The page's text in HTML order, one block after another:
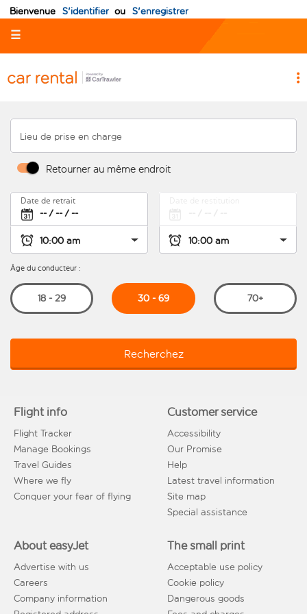
Bienvenue S'identifier ou S'enregistrer
☰
Lieu de prise en charge
Retourner au même endroit
Date de retrait
Âge du conducteur :
18 - 29 30 - 69 70+
Recherchez
Flight info
Flight Tracker
Manage Bookings
Travel Guides
Where we fly
Conquer your fear of flying
Customer service
Accessibility
Our Promise
Help
Latest travel information
Site map
Special assistance
About easyJet
Advertise with us
Careers
Company information
The small print
Acceptable use policy
Cookie policy
Dangerous goods